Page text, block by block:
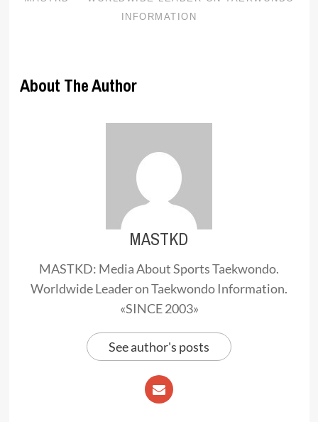
About The Author
MASTKD
MASTKD: Media About Sports Taekwondo.
Worldwide Leader on Taekwondo Information.
«SINCE 2003»
See author's posts